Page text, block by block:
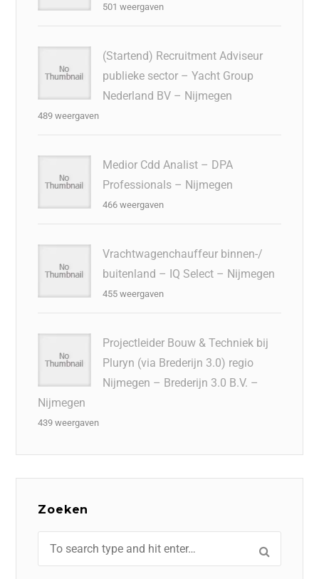
501 weergaven
(Startend) Recruitment Adviseur
publieke sector – Yacht Group
Nederland BV – Nijmegen
489 weergaven
Medior Cdd Analist – DPA
Professionals – Nijmegen
466 weergaven
Vrachtwagenchauffeur binnen-/
buitenland – IQ Select – Nijmegen
455 weergaven
Projectleider Bouw & Techniek bij
Pluryn (via Brederijn 3.0) regio
Nijmegen – Brederijn 3.0 B.V. –
Nijmegen
439 weergaven
Zoeken